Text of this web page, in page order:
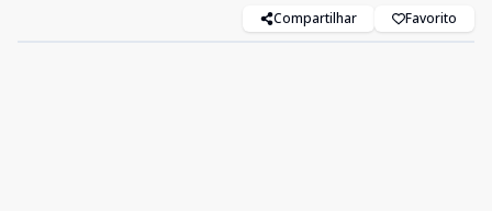
Compartilhar Favorito